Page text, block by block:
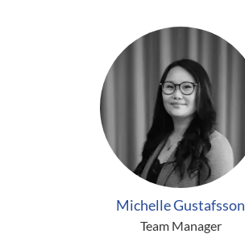
Michelle Gustafsson
Team Manager